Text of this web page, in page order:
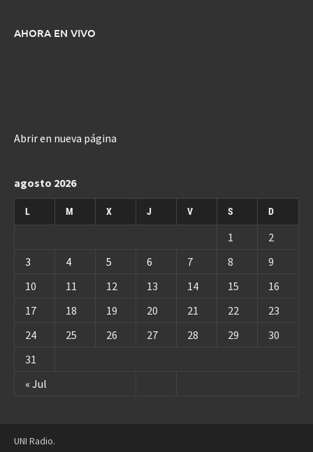
AHORA EN VIVO
Abrir en nueva página
agosto 2026
L M X J V S D
« Jul
1
2
3
4 5 6 7 8
9
10
11 12 13 14 15
16
17
18 19 20 21 22
23
24
25 26 27 28 29
30
31
UNI Radio.